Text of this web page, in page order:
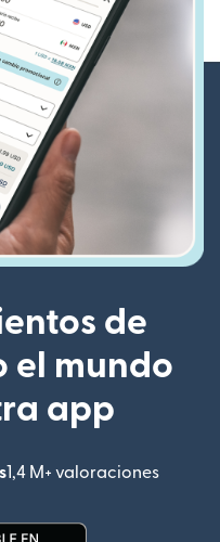
de
el mundo
app
1,4 M+ valoraciones
(se